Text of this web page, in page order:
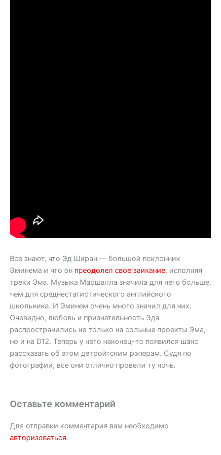
Все знают, что Эд Ширан — большой поклонник
Эминема и что он преодолел свое заикание, исполняя
треки Эма. Музыка Маршалла значила для него больше,
чем для среднестатистического английского
школьника. И Эминем очень много значил для них.
Очевидно, любовь и признательность Эда
распространились не только на сольные проекты Эма,
но и на D12. Теперь у него наконец-то появился шанс
рассказать об этом детройтским рэперам. Судя по
фотографии, все они отлично провели ту ночь.
Оставьте комментарий
Для отправки комментария вам необходимо
авторизоваться.